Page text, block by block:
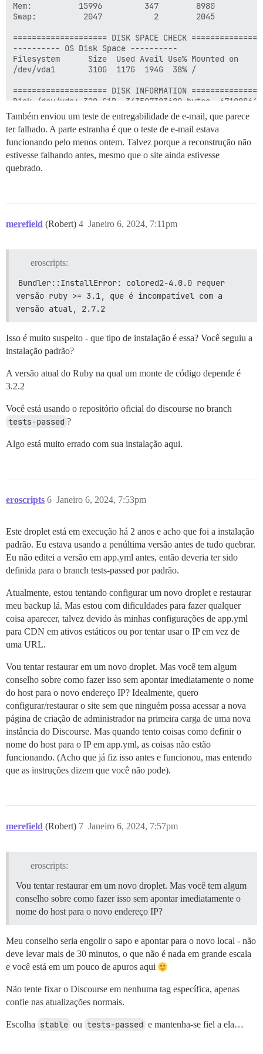
Mem:          15996         347        8980
Swap:          2047           2        2045
==================== DISK SPACE CHECK
---------- OS Disk Space ----------
Filesystem      Size  Used Avail Use% Mounted on
/dev/vda1       310G  117G  194G  38% /
==================== DISK INFORMATION
Disk /dev/vda: 320 GiB, 343597383680 bytes,
Units: sectors of 1 * 512 = 512 bytes
Sector size (logical/physical): 512 bytes / 512 bytes
I/O size (minimum/optimal): 512 bytes / 512 bytes
Disklabel type: gpt
Disk identifier: 3D5B5FC8-E964-4310-AC68-89DD2E51D6D4
Partition table entries are not in disk order.
Também enviou um teste de entregabilidade de e-mail, que parece
ter falhado. A parte estranha é que o teste de e-mail estava
funcionando pelo menos ontem. Talvez porque a reconstrução não
estivesse falhando antes, mesmo que o site ainda estivesse
quebrado.
merefield (Robert) Janeiro 6, 2024, 7:11pm
4
eroscripts:
Bundler::InstallError: colored2-4.0.0 requer
versão ruby >= 3.1, que é incompatível com a
versão atual, 2.7.2
Isso é muito suspeito - que tipo de instalação é essa? Você seguiu a
instalação padrão?
A versão atual do Ruby na qual um monte de código depende é
3.2.2
Você está usando o repositório oficial do discourse no branch
tests-passed ?
Algo está muito errado com sua instalação aqui.
eroscripts Janeiro 6, 2024, 7:53pm
6
Este droplet está em execução há 2 anos e acho que foi a instalação
padrão. Eu estava usando a penúltima versão antes de tudo quebrar.
Eu não editei a versão em app.yml antes, então deveria ter sido
definida para o branch tests-passed por padrão.
Atualmente, estou tentando configurar um novo droplet e restaurar
meu backup lá. Mas estou com dificuldades para fazer qualquer
coisa aparecer, talvez devido às minhas configurações de app.yml
para CDN em ativos estáticos ou por tentar usar o IP em vez de
uma URL.
Vou tentar restaurar em um novo droplet. Mas você tem algum
conselho sobre como fazer isso sem apontar imediatamente o nome
do host para o novo endereço IP? Idealmente, quero
configurar/restaurar o site sem que ninguém possa acessar a nova
página de criação de administrador na primeira carga de uma nova
instância do Discourse. Mas quando tento coisas como definir o
nome do host para o IP em app.yml, as coisas não estão
funcionando. (Acho que já fiz isso antes e funcionou, mas entendo
que as instruções dizem que você não pode).
merefield (Robert) Janeiro 6, 2024, 7:57pm
7
eroscripts:
Vou tentar restaurar em um novo droplet. Mas você tem algum
conselho sobre como fazer isso sem apontar imediatamente o
nome do host para o novo endereço IP?
Meu conselho seria engolir o sapo e apontar para o novo local - não
deve levar mais de 30 minutos, o que não é nada em grande escala
e você está em um pouco de apuros aqui
Não tente fixar o Discourse em nenhuma tag específica, apenas
confie nas atualizações normais.
Escolha stable ou tests-passed e mantenha-se fiel a ela…